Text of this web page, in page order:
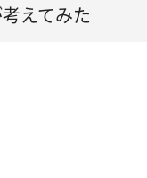
えてみた